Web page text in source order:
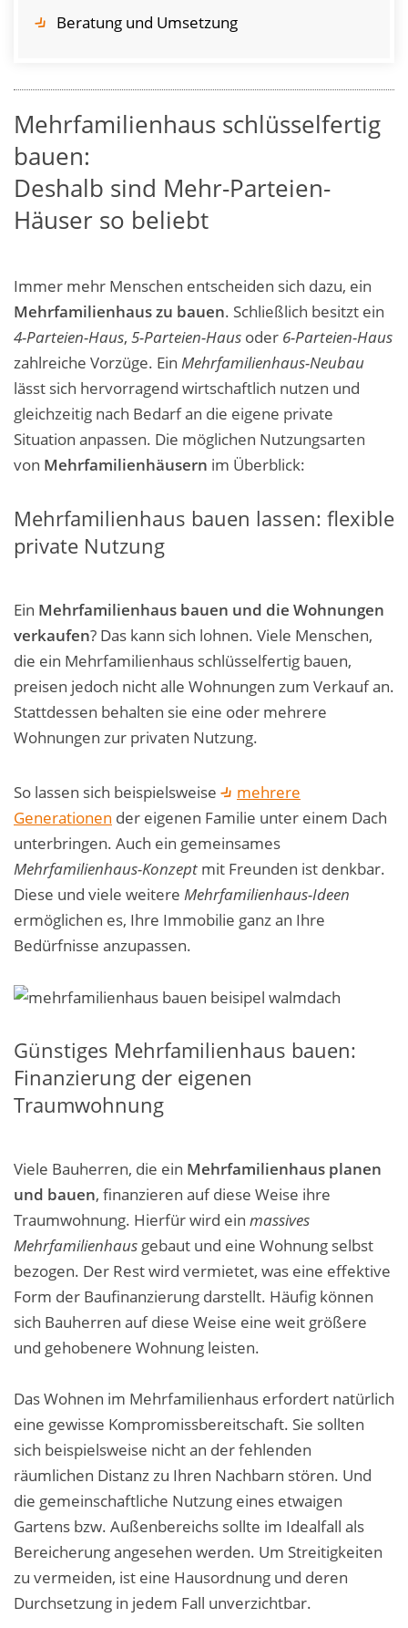
Beratung und Umsetzung
Mehrfamilienhaus schlüsselfertig
bauen:
Deshalb sind Mehr-Parteien-
Häuser so beliebt
Immer mehr Menschen entscheiden sich dazu, ein
Mehrfamilienhaus zu bauen. Schließlich besitzt ein
4-Parteien-Haus, 5-Parteien-Haus oder 6-Parteien-Haus
zahlreiche Vorzüge. Ein Mehrfamilienhaus-Neubau
lässt sich hervorragend wirtschaftlich nutzen und
gleichzeitig nach Bedarf an die eigene private
Situation anpassen. Die möglichen Nutzungsarten
von Mehrfamilienhäusern im Überblick:
Mehrfamilienhaus bauen lassen: flexible
private Nutzung
Ein Mehrfamilienhaus bauen und die Wohnungen
verkaufen? Das kann sich lohnen. Viele Menschen,
die ein Mehrfamilienhaus schlüsselfertig bauen,
preisen jedoch nicht alle Wohnungen zum Verkauf an.
Stattdessen behalten sie eine oder mehrere
Wohnungen zur privaten Nutzung.
So lassen sich beispielsweise
mehrere
Generationen der eigenen Familie unter einem Dach
unterbringen. Auch ein gemeinsames
Mehrfamilienhaus-Konzept mit Freunden ist denkbar.
Diese und viele weitere Mehrfamilienhaus-Ideen
ermöglichen es, Ihre Immobilie ganz an Ihre
Bedürfnisse anzupassen.
Günstiges Mehrfamilienhaus bauen:
Finanzierung der eigenen
Traumwohnung
Viele Bauherren, die ein Mehrfamilienhaus planen
und bauen, finanzieren auf diese Weise ihre
Traumwohnung. Hierfür wird ein massives
Mehrfamilienhaus gebaut und eine Wohnung selbst
bezogen. Der Rest wird vermietet, was eine effektive
Form der Baufinanzierung darstellt. Häufig können
sich Bauherren auf diese Weise eine weit größere
und gehobenere Wohnung leisten.
Das Wohnen im Mehrfamilienhaus erfordert natürlich
eine gewisse Kompromissbereitschaft. Sie sollten
sich beispielsweise nicht an der fehlenden
räumlichen Distanz zu Ihren Nachbarn stören. Und
die gemeinschaftliche Nutzung eines etwaigen
Gartens bzw. Außenbereichs sollte im Idealfall als
Bereicherung angesehen werden. Um Streitigkeiten
zu vermeiden, ist eine Hausordnung und deren
Durchsetzung in jedem Fall unverzichtbar.